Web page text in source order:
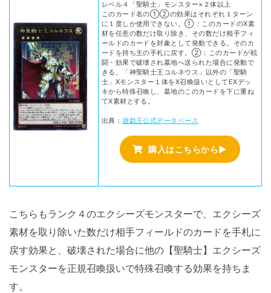
レベル４「聖騎士」モンスター×２体以上
このカード名の①②の効果はそれぞれ１ターン
に１度しか使用できない。①：このカードのX素
材を任意の数だけ取り除き、その数だけ相手フィ
ールドのカードを対象として発動できる。そのカ
ードを持ち主の手札に戻す。②：このカードが戦
闘・効果で破壊され墓地へ送られた場合に発動で
きる。「神聖騎士王コルネウス」以外の「聖騎
士」Xモンスター１体をX召喚扱いとしてEXデッ
キから特殊召喚し、墓地のこのカードを下に重ね
てX素材とする。
出典：遊戯王公式データベース
購入はこちらから▶
こちらもランク４のエクシーズモンスターで、エクシーズ
素材を取り除いた数だけ相手フィールドのカードを手札に
戻す効果と、破壊された場合に他の【聖騎士】エクシーズ
モンスターを正規召喚扱いで特殊召喚する効果を持ちま
す。